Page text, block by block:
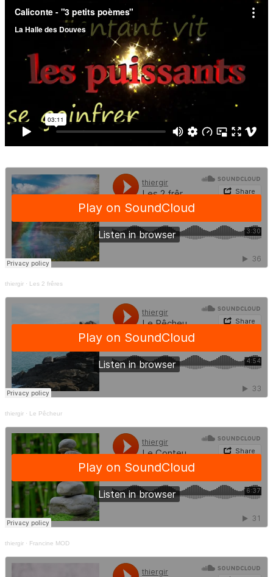
thiergir · Les 2 frêres
thiergir · Le Pêcheur
thiergir · Francine MOD